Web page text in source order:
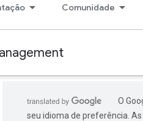
Comunidade
O
seu idioma de preferência.